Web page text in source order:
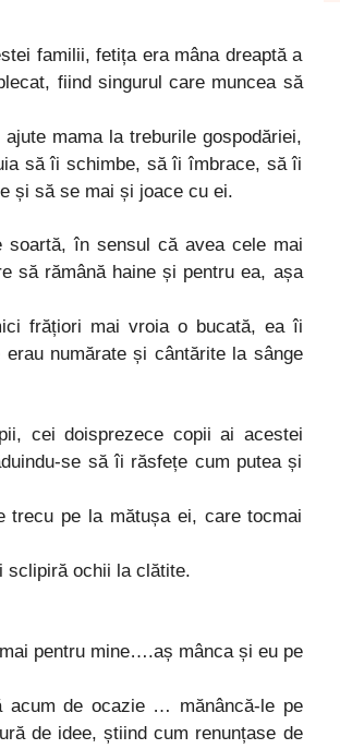
familii, fetița era mâna dreaptă a
fiind singurul care muncea să
mama la treburile gospodăriei,
să îi schimbe, să îi îmbrace, să îi
și să se mai și joace cu ei.
în sensul că avea cele mai
să rămână haine și pentru ea, așa
frățiori mai vroia o bucată, ea îi
numărate și cântărite la sânge
cei doisprezece copii ai acestei
se să îi răsfețe cum putea și
trecu pe la mătușa ei, care tocmai
sclipiră ochii la clătite.
pentru mine….aș mânca și eu pe
acum de ocazie … mănâncă-le pe
de idee, știind cum renunțase de